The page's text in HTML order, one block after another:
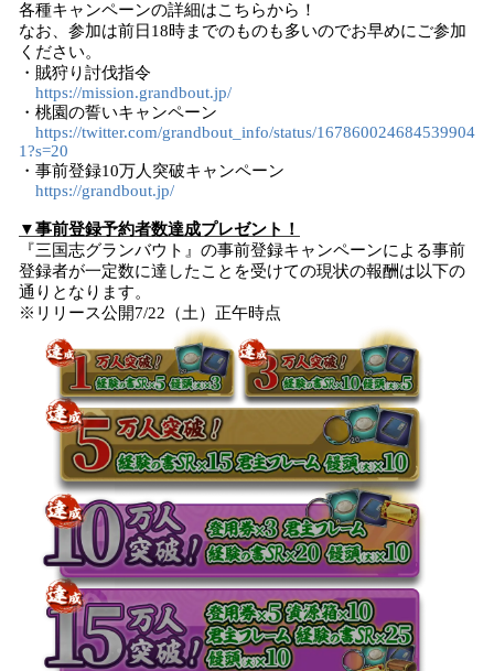
各種キャンペーンの詳細はこちらから！
なお、参加は前日18時までのものも多いのでお早めにご参加
ください。
・賊狩り討伐指令
https://mission.grandbout.jp/
・桃園の誓いキャンペーン
https://twitter.com/grandbout_info/status/167860024684539904
1?s=20
・事前登録10万人突破キャンペーン
https://grandbout.jp/
▼事前登録予約者数達成プレゼント！
『三国志グランバウト』の事前登録キャンペーンによる事前
登録者が一定数に達したことを受けての現状の報酬は以下の
通りとなります。
※リリース公開7/22（土）正午時点